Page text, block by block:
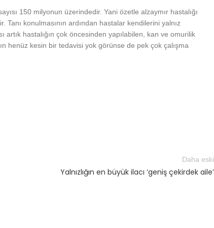
150 milyonun üzerindedir. Yani özetle alzaymır hastalığı
konulmasının ardından hastalar kendilerini yalnız
artık hastalığın çok öncesinden yapılabilen, kan ve omurilik
henüz kesin bir tedavisi yok görünse de pek çok çalışma
Daha eski
Yalnızlığın en büyük ilacı ‘geniş çekirdek aile’